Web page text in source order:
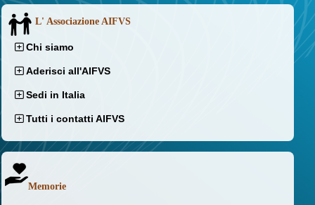
L' Associazione AIFVS
Chi siamo
Aderisci all'AIFVS
Sedi in Italia
Tutti i contatti AIFVS
Memorie